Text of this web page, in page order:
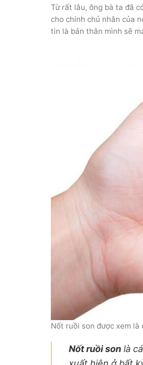
Từ rất lâu, ông bà ta đã
cho chính chủ nhân của
tin là bản thân mình sẽ
Nốt ruồi son được xem
Nốt ruồi son là